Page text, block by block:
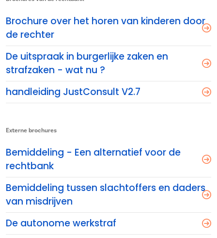
Brochure over het horen van kinderen door
de rechter
De uitspraak in burgerlijke zaken en
strafzaken - wat nu ?
handleiding JustConsult V2.7
Externe brochures
Bemiddeling - Een alternatief voor de
rechtbank
Bemiddeling tussen slachtoffers en daders
van misdrijven
De autonome werkstraf